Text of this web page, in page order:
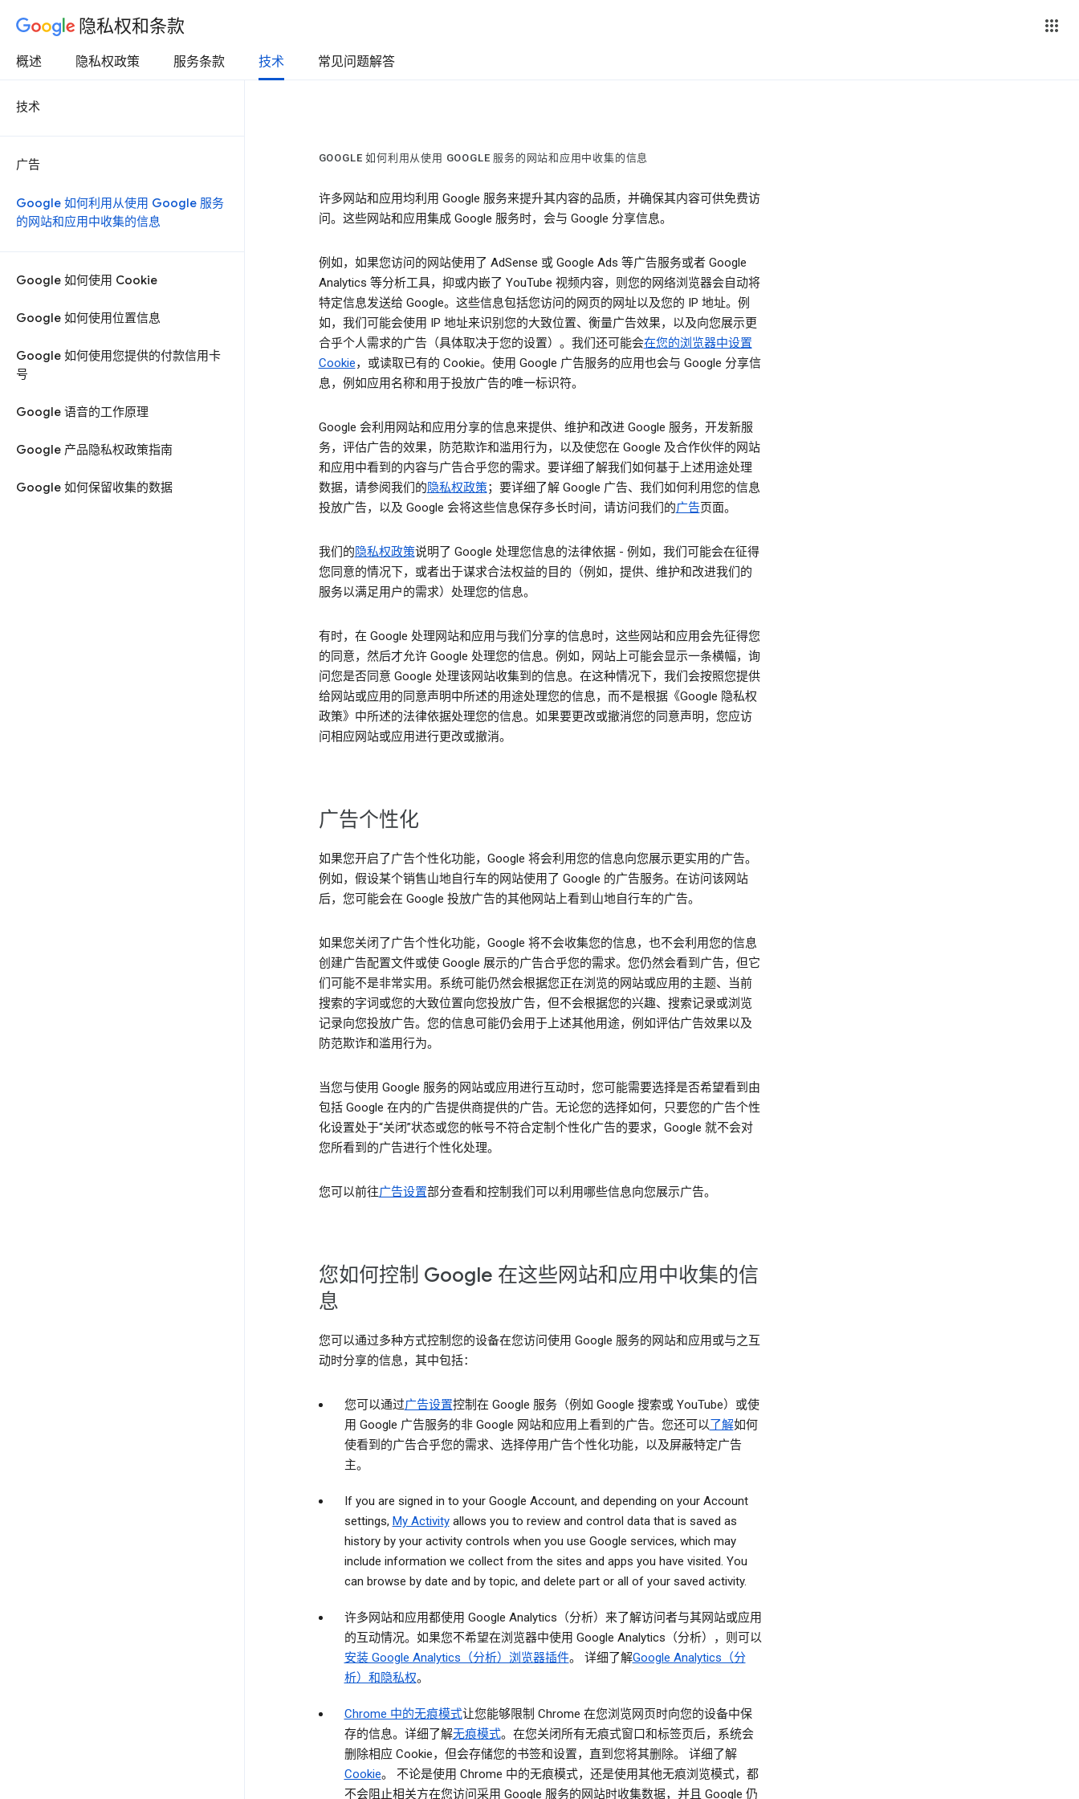
隐私权和条款
概述 隐私权政策 服务条款 技术 常见问题解答
技术
广告
Google 如何利用从使用 Google 服务
的网站和应用中收集的信息
Google 如何使用 Cookie
Google 如何使用位置信息
Google 如何使用您提供的付款信用卡
号
Google 语音的工作原理
Google 产品隐私权政策指南
Google 如何保留收集的数据
GOOGLE 如何利用从使用 GOOGLE 服务的网站和应用中收集的信息
许多网站和应用均利用 Google 服务来提升其内容的品质，并确保其内容可供免费访
问。这些网站和应用集成 Google 服务时，会与 Google 分享信息。
例如，如果您访问的网站使用了 AdSense 或 Google Ads 等广告服务或者 Google
Analytics 等分析工具，抑或内嵌了 YouTube 视频内容，则您的网络浏览器会自动将
特定信息发送给 Google。这些信息包括您访问的网页的网址以及您的 IP 地址。例
如，我们可能会使用 IP 地址来识别您的大致位置、衡量广告效果，以及向您展示更
合乎个人需求的广告（具体取决于您的设置）。我们还可能会在您的浏览器中设置
Cookie，或读取已有的 Cookie。使用 Google 广告服务的应用也会与 Google 分享信
息，例如应用名称和用于投放广告的唯一标识符。
Google 会利用网站和应用分享的信息来提供、维护和改进 Google 服务，开发新服
务，评估广告的效果，防范欺诈和滥用行为，以及使您在 Google 及合作伙伴的网站
和应用中看到的内容与广告合乎您的需求。要详细了解我们如何基于上述用途处理
数据，请参阅我们的隐私权政策；要详细了解 Google 广告、我们如何利用您的信息
投放广告，以及 Google 会将这些信息保存多长时间，请访问我们的广告页面。
我们的隐私权政策说明了 Google 处理您信息的法律依据 - 例如，我们可能会在征得
您同意的情况下，或者出于谋求合法权益的目的（例如，提供、维护和改进我们的
服务以满足用户的需求）处理您的信息。
有时，在 Google 处理网站和应用与我们分享的信息时，这些网站和应用会先征得您
的同意，然后才允许 Google 处理您的信息。例如，网站上可能会显示一条横幅，询
问您是否同意 Google 处理该网站收集到的信息。在这种情况下，我们会按照您提供
给网站或应用的同意声明中所述的用途处理您的信息，而不是根据《Google 隐私权
政策》中所述的法律依据处理您的信息。如果要更改或撤消您的同意声明，您应访
问相应网站或应用进行更改或撤消。
广告个性化
如果您开启了广告个性化功能，Google 将会利用您的信息向您展示更实用的广告。
例如，假设某个销售山地自行车的网站使用了 Google 的广告服务。在访问该网站
后，您可能会在 Google 投放广告的其他网站上看到山地自行车的广告。
如果您关闭了广告个性化功能，Google 将不会收集您的信息，也不会利用您的信息
创建广告配置文件或使 Google 展示的广告合乎您的需求。您仍然会看到广告，但它
们可能不是非常实用。系统可能仍然会根据您正在浏览的网站或应用的主题、当前
搜索的字词或您的大致位置向您投放广告，但不会根据您的兴趣、搜索记录或浏览
记录向您投放广告。您的信息可能仍会用于上述其他用途，例如评估广告效果以及
防范欺诈和滥用行为。
当您与使用 Google 服务的网站或应用进行互动时，您可能需要选择是否希望看到由
包括 Google 在内的广告提供商提供的广告。无论您的选择如何，只要您的广告个性
化设置处于“关闭”状态或您的帐号不符合定制个性化广告的要求，Google 就不会对
您所看到的广告进行个性化处理。
您可以前往广告设置部分查看和控制我们可以利用哪些信息向您展示广告。
您如何控制 Google 在这些网站和应用中收集的信
息
您可以通过多种方式控制您的设备在您访问使用 Google 服务的网站和应用或与之互
动时分享的信息，其中包括：
您可以通过广告设置控制在 Google 服务（例如 Google 搜索或 YouTube）或使
用 Google 广告服务的非 Google 网站和应用上看到的广告。您还可以了解如何
使看到的广告合乎您的需求、选择停用广告个性化功能，以及屏蔽特定广告
主。
If you are signed in to your Google Account, and depending on your Account
settings, My Activityallows you to review and control data that is saved as
history by your activity controls when you use Google services, which may
include information we collect from the sites and apps you have visited. You
can browse by date and by topic, and delete part or all of your saved activity.
许多网站和应用都使用 Google Analytics（分析）来了解访问者与其网站或应用
的互动情况。如果您不希望在浏览器中使用 Google Analytics（分析），则可以
安装 Google Analytics（分析）浏览器插件。 详细了解Google Analytics（分
析）和隐私权。
Chrome 中的无痕模式让您能够限制 Chrome 在您浏览网页时向您的设备中保
存的信息。详细了解无痕模式。在您关闭所有无痕式窗口和标签页后，系统会
删除相应 Cookie，但会存储您的书签和设置，直到您将其删除。 详细了解
Cookie。 不论是使用 Chrome 中的无痕模式，还是使用其他无痕浏览模式，都
不会阻止相关方在您访问采用 Google 服务的网站时收集数据，并且 Google 仍